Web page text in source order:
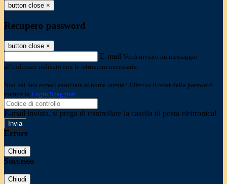
button close ×
Recupero password
button close ×
E-mail Verrà inviato un messaggio
all'indirizzo indicato con le istruzioni necessarie.
Non hai una e-mail associata al nome utente? Effettua il reset della password
tramite la Login Spaggiari
E-mail inviata, si prega di controllare la casella di posta elettronica!
Errore
Chiudi
Successo
Chiudi